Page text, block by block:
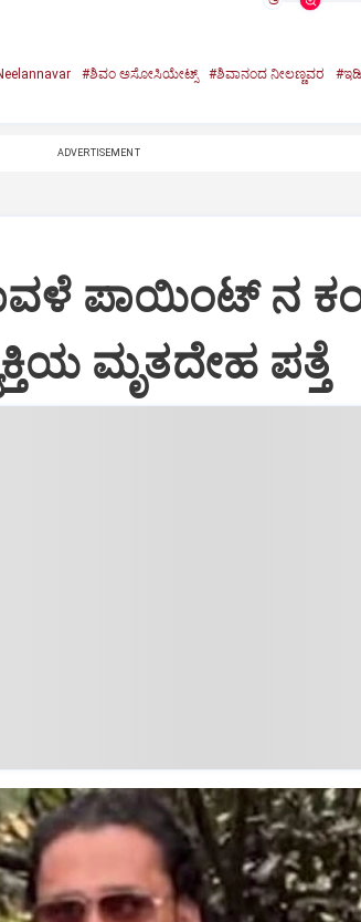
#ಶಿವಂ ಅಸೋಸಿಯೇಟ್ಸ್ #ಶಿವಾನಂದ ನೀಲಣ್ಣವರ
ADVERTISEMENT
ಪಾಯಿಂಟ್ ನ
ಮೃತದೇಹ ಪತ್ತೆ